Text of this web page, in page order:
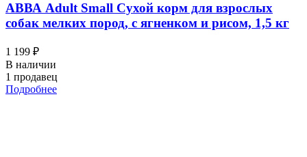
АВВА Adult Small Сухой корм для взрослых
собак мелких пород, с ягненком и рисом, 1,5 кг
1 199 ₽
В наличии
1 продавец
Подробнее